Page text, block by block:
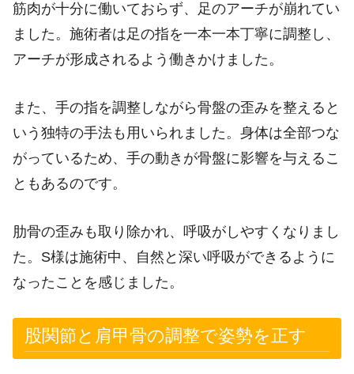
筋肉が十分に働いておらず、足のアーチが崩れてい
ました。施術者は足の指を一本一本丁寧に調整し、
アーチが形成されるよう働きかけました。
また、手の指を調整しながら骨盤の歪みを整えると
いう独特の手法も用いられました。身体は全部つな
がっているため、手の動きが骨盤に影響を与えるこ
ともあるのです。
肋骨の歪みも取り除かれ、呼吸がしやすくなりまし
た。S様は施術中、自然と深い呼吸ができるように
なったことを感じました。
股関節と肩甲骨の調整で姿勢を正す